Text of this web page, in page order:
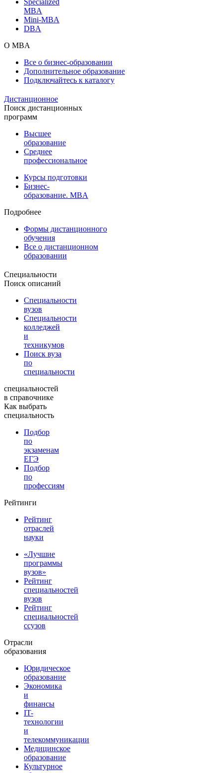
MBA
Mini-MBA
DBA
О MBA
Все о бизнес-образовании
Дополнительное образование
Подключайтесь к каталогу
Дистанционное
Поиск дистанционных
программ
Высшее
образование
Среднее
профессиональное
Курсы подготовки
Бизнес-
образование. MBA
Подробнее
Формы дистанционного
обучения
Все о дистанционном
образовании
Специальности
Поиск описаний
Специальности
вузов
Специальности
колледжей
и
техникумов
Поиск вуза
по
специальности
специальностей
в справочнике
Как выбрать
специальность
Подбор
по
экзаменам
ЕГЭ
Подбор
по
профессиям
Рейтинги
Рейтинг
отраслей
науки
«Лучшие
программы
вузов»
Рейтинг
специальностей
вузов
Рейтинг
специальностей
ссузов
Отрасли
образования
Юридическое
образование
Экономика
и
финансы
IT-
технологии
и
телекоммуникации
Медицинское
образование
Культурное